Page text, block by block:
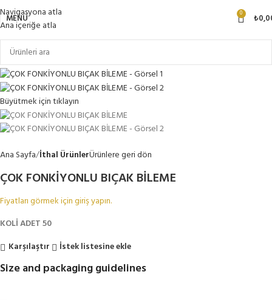
Navigasyona atla
Ana içeriğe atla
MENÜ 0 ₺
Büyütmek için tıklayın
Ana Sayfa İthal ÜrünlerÜrünlere geri dön
ÇOK FONKİYONLU BIÇAK BİLEME
Fiyatları görmek için giriş yapın.
KOLİ ADET 50
Karşılaştır
İstek listesine ekle
Size and packaging guidelines